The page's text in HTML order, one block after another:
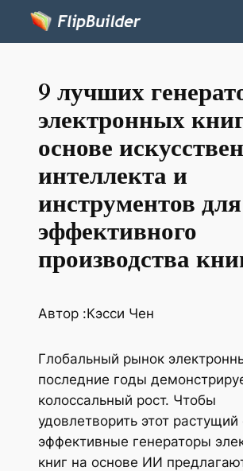
9 лучших
электронных
основе
интеллекта и
инструментов для
эффективного
производства
Автор :Кэсси Чен
Глобальный рынок
последние годы
колоссальный рост. Чтобы
удовлетворить этот растущий
эффективные генераторы
книг на основе ИИ